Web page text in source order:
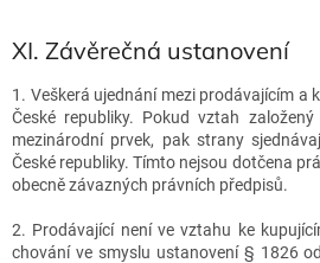
XI. Závěrečná ustanovení
1. Veškerá ujednání mezi prodávajícím a
České republiky. Pokud vztah
mezinárodní prvek, pak strany
České republiky. Tímto nejsou dotčena
obecně závazných právních předpisů.
2. Prodávající není ve vztahu ke
chování ve smyslu ustanovení § 1826